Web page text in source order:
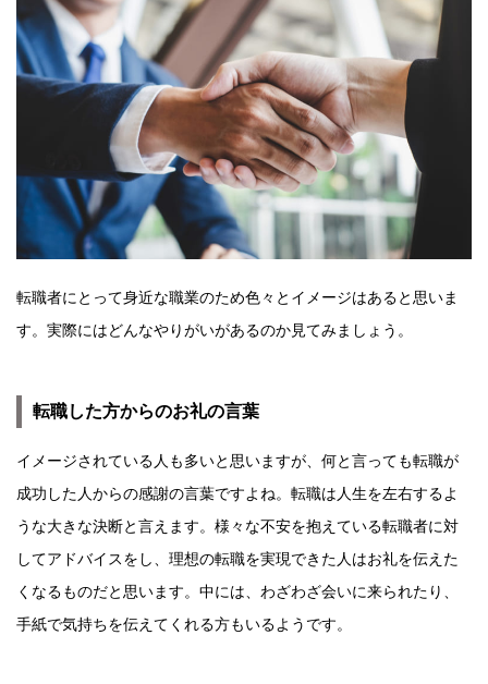
転職者にとって身近な職業のため色々とイメージはあると思いま
す。実際にはどんなやりがいがあるのか見てみましょう。
転職した方からのお礼の言葉
イメージされている人も多いと思いますが、何と言っても転職が
成功した人からの感謝の言葉ですよね。転職は人生を左右するよ
うな大きな決断と言えます。様々な不安を抱えている転職者に対
してアドバイスをし、理想の転職を実現できた人はお礼を伝えた
くなるものだと思います。中には、わざわざ会いに来られたり、
手紙で気持ちを伝えてくれる方もいるようです。